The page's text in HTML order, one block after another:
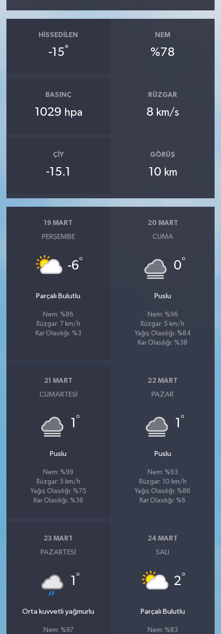
HISSEDILEN
-15°
NEM
%78
BASINÇ
1029 hpa
RÜZGAR
8 km/s
ÇIY
-15.1
GÖRÜŞ
10 km
19 MART
PERŞEMBE
-6°
Parçalı Bulutlu
Nem: %86
Rüzgar: 7 km/h
Kar Olasılığı: %3
20 MART
CUMA
0°
Puslu
Nem: %96
Rüzgar: 5 km/h
Yağış Olasılığı: %84
Kar Olasılığı: %38
21 MART
CUMARTESI
1 °
Puslu
Nem: %99
Rüzgar: 5 km/h
Yağış Olasılığı: %75
Kar Olasılığı: %36
22 MART
PAZAR
1 °
Puslu
Nem: %93
Rüzgar: 10 km/h
Yağış Olasılığı: %86
Kar Olasılığı: %6
23 MART
PAZARTESI
1 °
Orta kuvvetli yağmurlu
Nem: %97
24 MART
SALI
2°
Parçalı Bulutlu
Nem: %83